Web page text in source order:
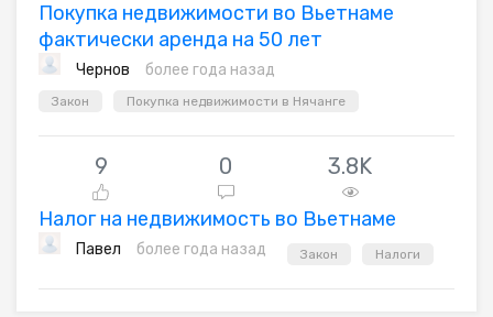
Покупка недвижимости во Вьетнаме
фактически аренда на 50 лет
Чернов более года назад
Закон Покупка недвижимости в Нячанге
9 0 3.8K
Налог на недвижимость во Вьетнаме
Павел более года назад Закон Налоги